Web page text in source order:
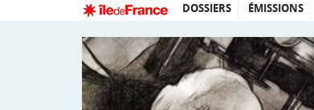
DOSSIERS ÉMISSIONS